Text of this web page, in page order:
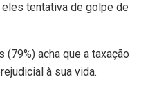
tentativa de golpe de
acha que a taxação
à sua vida.